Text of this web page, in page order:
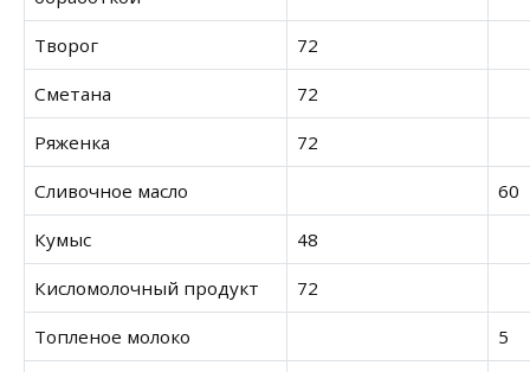
Творог 72
Сметана 72
Ряженка 72
Сливочное масло 60
Кумыс 48
Кисломолочный продукт 72
Топленое молоко 5